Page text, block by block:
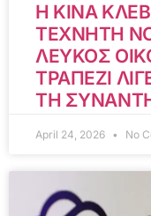
Η ΚΙΝΑ
ΤΕΧΝΗΤΗ
ΛΕΥΚΟΣ
ΤΡΑΠΕΖΙ
ΤΗ
April 24, 2026 No